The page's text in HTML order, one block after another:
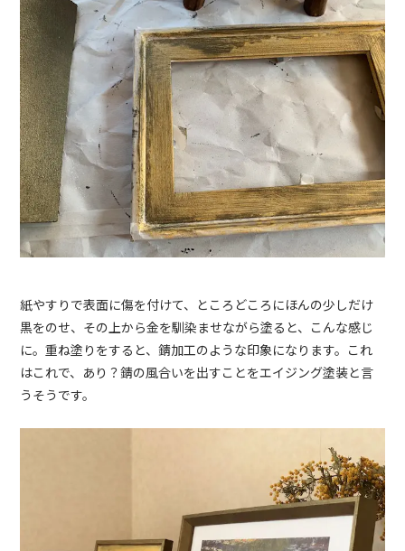
紙やすりで表面に傷を付けて、ところどころにほんの少しだけ
黒をのせ、その上から金を馴染ませながら塗ると、こんな感じ
に。重ね塗りをすると、錆加工のような印象になります。これ
はこれで、あり？錆の風合いを出すことをエイジング塗装と言
うそうです。